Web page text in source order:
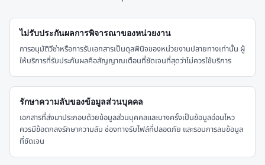
ไม่รับประกันผลการพิจารณาของหน่วยงาน
การอนุมัติวีซ่าหรือการรับเอกสารเป็นดุลพินิจของหน่วยงานปลายทางเท่านั้น ผู้
ให้บริการที่รับประกันผลคือสัญญาณเตือนที่ชัดเจนที่สุดว่าไม่ควรใช้บริการ
รักษาความลับของข้อมูลส่วนบุคคล
เอกสารที่ส่งมาประกอบด้วยข้อมูลส่วนบุคคลและบางครั้งเป็นข้อมูลอ่อนไหว
ควรมีข้อตกลงรักษาความลับ ช่องทางรับไฟล์ที่ปลอดภัย และรอบการลบข้อมูล
ที่ชัดเจน